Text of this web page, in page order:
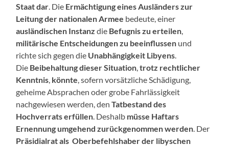
Staat dar . Die Ermächtigung eines Ausländers zur
Leitung der nationalen Armee bedeute, einer
ausländischen Instanz die Befugnis zu erteilen
militärische Entscheidungen zu beeinflussen und
richte sich gegen die Unabhängigkeit Libyens
Die Beibehaltung dieser Situation ,trotz rechtlicher
Kenntnis könnte , sofern vorsätzliche Schädigung,
geheime Absprachen oder grobe Fahrlässigkeit
nachgewiesen werden, denTatbestand des
Hochverrats erfüllen . Deshalb müsse Haftars
Ernennung umgehend zurückgenommen werden . Der
Präsidialrat als Oberbefehlshaber der libyschen